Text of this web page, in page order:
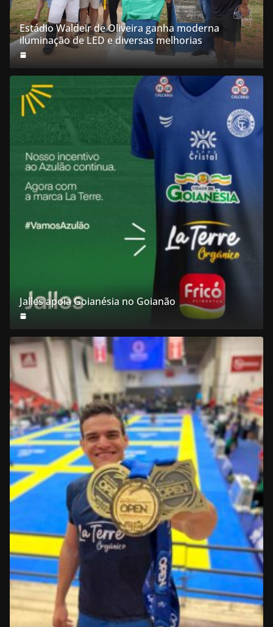
Estádio Waldeir de Oliveira ganha moderna
iluminação de LED e diversas melhorias
Jalles apoia Goianésia no Goianão